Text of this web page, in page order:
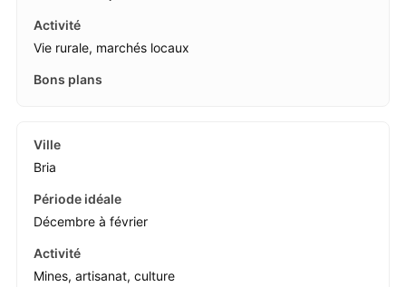
Vie rurale, marchés locaux
Bria
Décembre à février
Mines, artisanat, culture